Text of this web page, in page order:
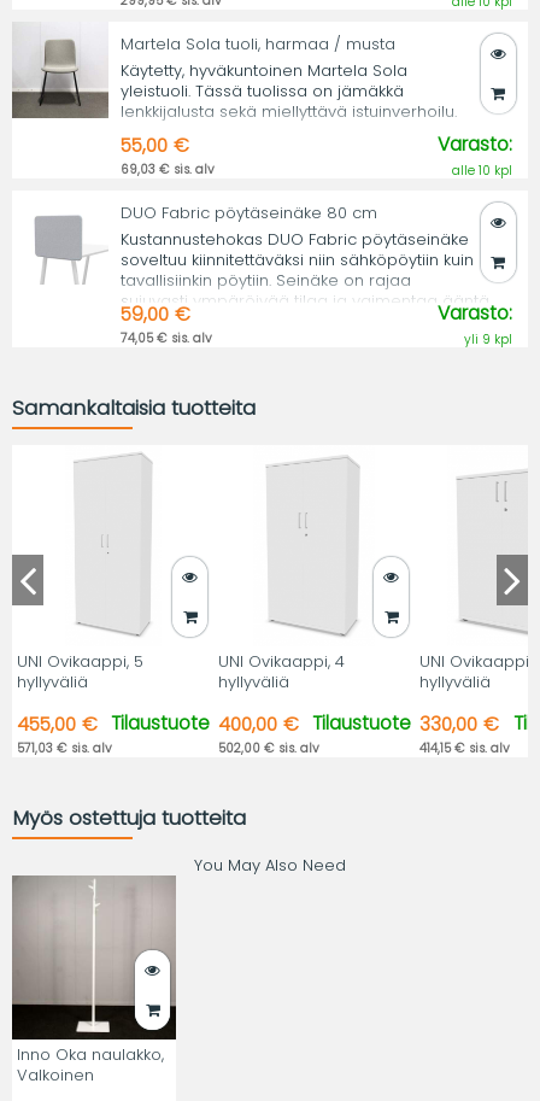
Martela Sola tuoli, harmaa / musta
Käytetty, hyväkuntoinen Martela Sola
yleistuoli. Tässä tuolissa on jämäkkä
lenkkijalusta sekä miellyttävä istuinverhoilu.
55,00 €
69,03 € sis. alv
Varasto:
alle 10 kpl
DUO Fabric pöytäseinäke 80 cm
Kustannustehokas DUO Fabric pöytäseinäke
soveltuu kiinnitettäväksi niin sähköpöytiin kuin
tavallisiinkin pöytiin. Seinäke on rajaa
sujuvasti ympäröivää tilaa ja vaimentaa ääntä.
59,00 €
74,05 € sis. alv
Varasto:
yli 9 kpl
Samankaltaisia tuotteita
UNI Ovikaappi, 5
hyllyväliä
455,00 €
571,03 € sis. alv
Tilaustuote
UNI Ovikaappi, 4
hyllyväliä
400,00 €
502,00 € sis. alv
Tilaustuote
UNI Ovikaappi,
hyllyväliä
330,00 €
414,15 € sis. alv
Myös ostettuja tuotteita
You May Also Need
Inno Oka naulakko,
Valkoinen